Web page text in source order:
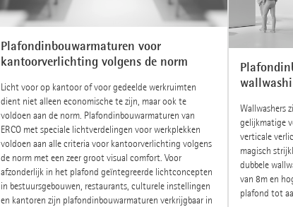
Plafondinbouwarmaturen voor
kantoorverlichting volgens de norm
Licht voor op kantoor of voor gedeelde werkruimten
dient niet alleen economische te zijn, maar ook te
voldoen aan de norm. Plafondinbouwarmaturen van
ERCO met speciale lichtverdelingen voor werkplekken
voldoen aan alle criteria voor kantoorverlichting volgens
de norm met een zeer groot visual comfort. Voor
afzonderlijk in het plafond geïntegreerde lichtconcepten
in bestuursgebouwen, restaurants, culturele instellingen
en kantoren zijn plafondinbouwarmaturen verkrijgbaar in
Wallwashers
gelijkmatige
verticale
magisch
dubbele
van 8m en
plafond tot